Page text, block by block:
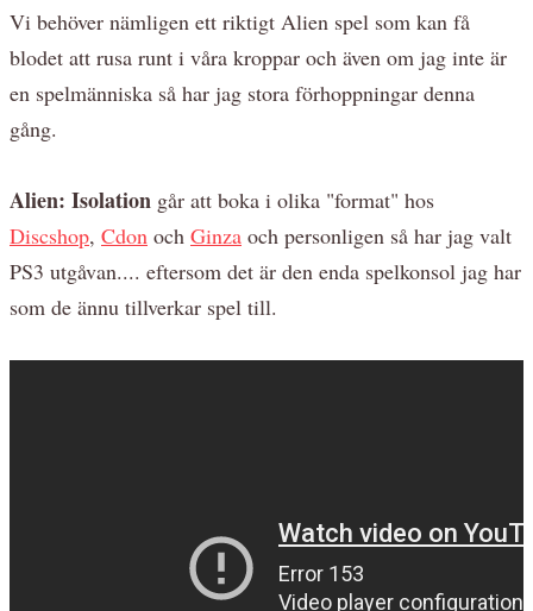
Vi behöver nämligen ett riktigt Alien spel som kan få
blodet att rusa runt i våra kroppar och även om jag inte är
en spelmänniska så har jag stora förhoppningar denna
gång.
Alien: Isolation går att boka i olika "format" hos
Discshop, Cdon och Ginza och personligen så har jag valt
PS3 utgåvan.... eftersom det är den enda spelkonsol jag har
som de ännu tillverkar spel till.